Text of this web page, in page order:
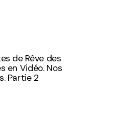
de Rêve des
en Vidéo. Nos
Partie 2